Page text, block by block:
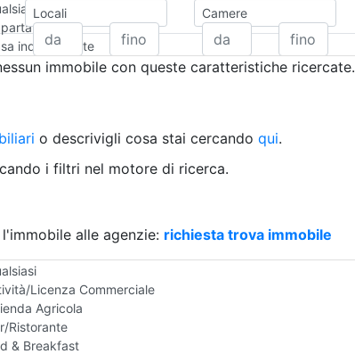
indipendente
Semi-indipendente
Casale
d'Albergo
Garage
Licenza Commerciale
Agricola
Ristorante
& Breakfast
Locali Camere
immobile con queste caratteristiche ricercate.
o descrivigli cosa stai cercando qui.
i filtri nel motore di ricerca.
alle agenzie: richiesta trova immobile